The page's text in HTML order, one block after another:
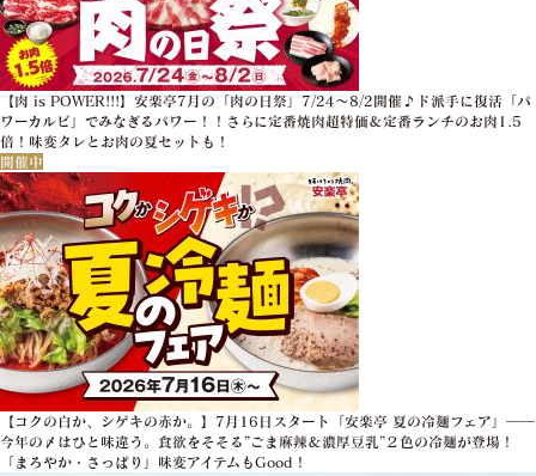
【肉 is POWER!!!】安楽亭7月の「肉の日祭」7/24～8/2開催♪ド派手に復活「パ
ワーカルビ」でみなぎるパワー！！さらに定番焼肉超特価＆定番ランチのお肉1.5
倍！味変タレとお肉の夏セットも！
開催中
【コクの白か、シゲキの赤か。】7月16日スタート「安楽亭 夏の冷麺フェア」――
今年の〆はひと味違う。食欲をそそる”ごま麻辣＆濃厚豆乳”２色の冷麺が登場！
「まろやか・さっぱり」味変アイテムもGood！